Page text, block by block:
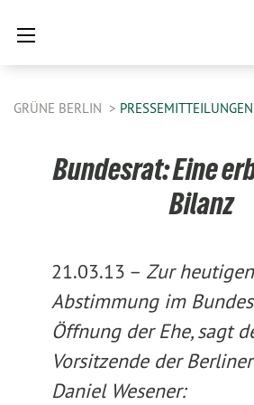
GRÜNE BERLIN PRESSEMITTEILUNGEN
Bundesrat: Eine
Bilanz
21.03.13 – Zur heutigen
Abstimmung im
Öffnung der Ehe, sagt
Vorsitzende der
Daniel Wesener: